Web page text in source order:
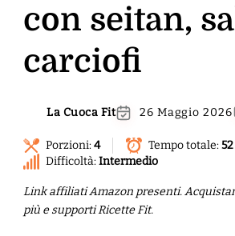
con seitan,
carciofi
La Cuoca Fit 26 Maggio 2026
Porzioni:4 Tempo totale:
Difficoltà:Intermedio
Link affiliati Amazon presenti.
più e supporti Ricette Fit.